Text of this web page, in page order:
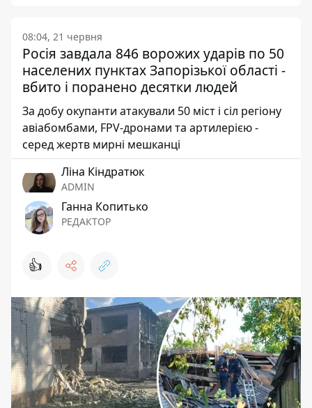
08:04, 21 червня
Росія завдала 846 ворожих ударів по 50
населених пунктах Запорізької області -
вбито і поранено десятки людей
За добу окупанти атакували 50 міст і сіл регіону
авіабомбами, FPV-дронами та артилерією -
серед жертв мирні мешканці
Ліна Кіндратюк
ADMIN
Ганна Копитько
РЕДАКТОР
👍